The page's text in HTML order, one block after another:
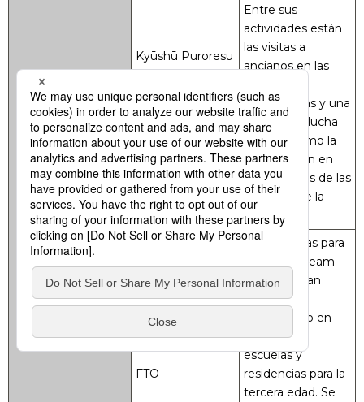
Kyūshū Puroresu
Entre sus
actividades están
las visitas a
ancianos en las
conferencias y una
escuela de lucha
libre, así como la
participación en
los festivales de las
ciudades de la
región.
FTO
Son las siglas para
Freelance Team
Ōita. Realizan
visitas de
voluntariado en
orfanatos,
escuelas y
residencias para la
tercera edad. Se